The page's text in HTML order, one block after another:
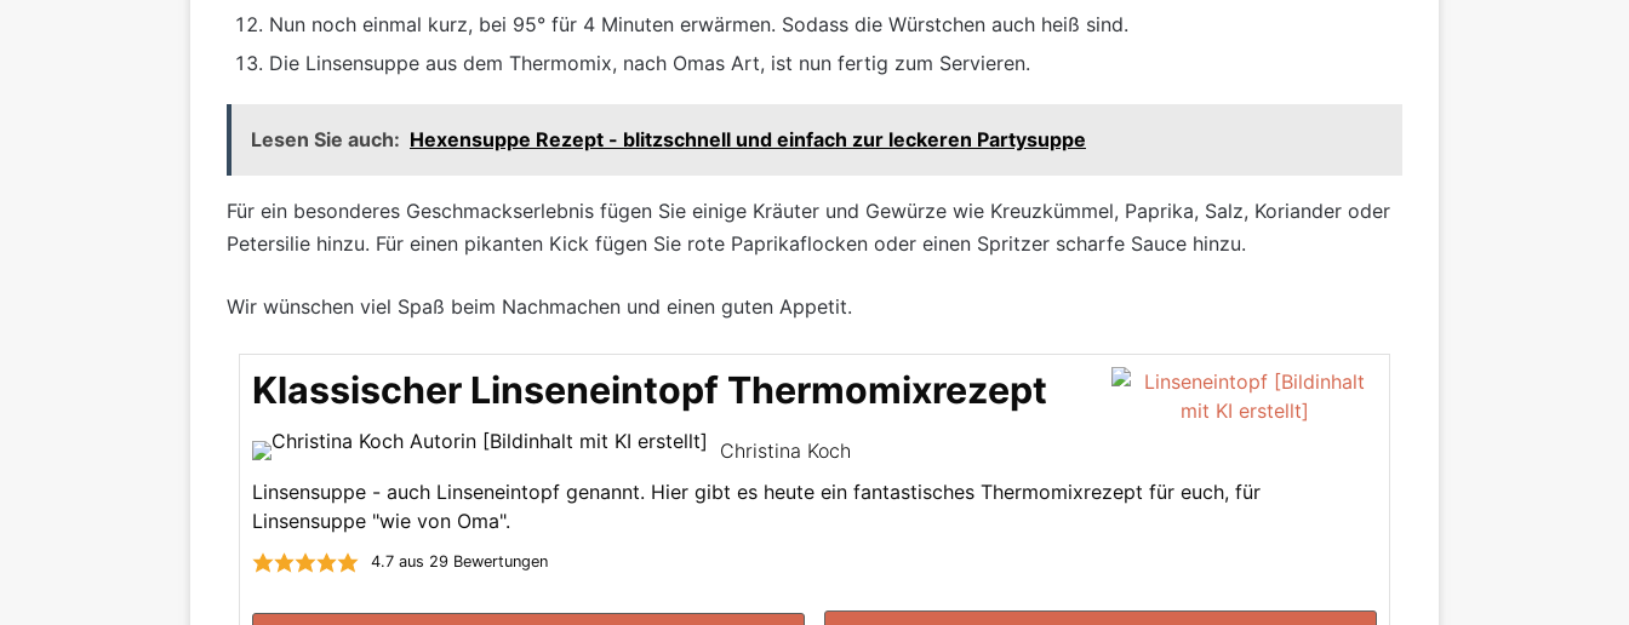
Nun noch einmal kurz, bei 95° für 4 Minuten erwärmen. Sodass die Würstchen auch heiß sind.
Die Linsensuppe aus dem Thermomix, nach Omas Art, ist nun fertig zum Servieren.
Lesen Sie auch: Hexensuppe Rezept - blitzschnell und einfach zur leckeren Partysuppe
Für ein besonderes Geschmackserlebnis fügen Sie einige Kräuter und Gewürze wie Kreuzkümmel, Paprika, Salz, Koriander oder
Petersilie hinzu. Für einen pikanten Kick fügen Sie rote Paprikaflocken oder einen Spritzer scharfe Sauce hinzu.
Wir wünschen viel Spaß beim Nachmachen und einen guten Appetit.
Klassischer Linseneintopf Thermomixrezept
Christina Koch
Linsensuppe - auch Linseneintopf genannt. Hier gibt es heute ein fantastisches Thermomixrezept für euch, für
Linsensuppe "wie von Oma".
4.7aus 29Bewertungen